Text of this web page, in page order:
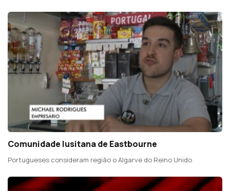
Comunidade lusitana de Eastbourne
Portugueses consideram região o Algarve do Reino Unido